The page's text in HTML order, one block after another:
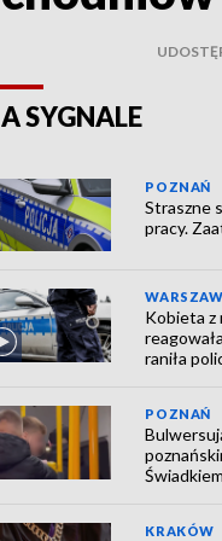
SYGNALE
POZNAŃ
Straszne
pracy.
Kobieta z
raniła
POZNAŃ
KRAKÓW